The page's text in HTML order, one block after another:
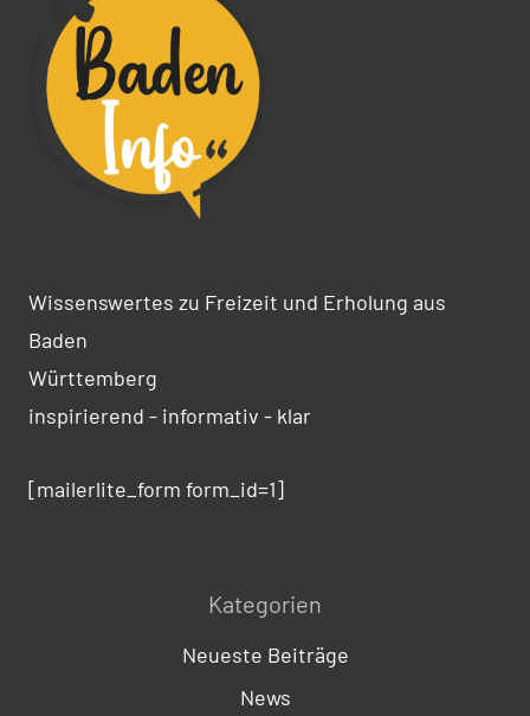
Wissenswertes zu Freizeit und Erholung aus
Baden
Württemberg
inspirierend - informativ - klar
[mailerlite_form form_id=1]
Kategorien
Neueste Beiträge
News